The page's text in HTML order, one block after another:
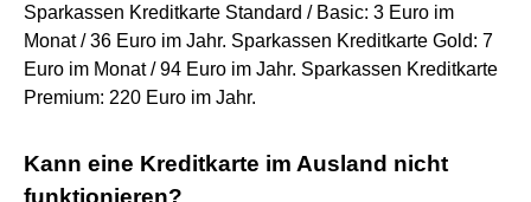
Sparkassen Kreditkarte Standard / Basic: 3 Euro im
Monat / 36 Euro im Jahr. Sparkassen Kreditkarte Gold: 7
Euro im Monat / 94 Euro im Jahr. Sparkassen Kreditkarte
Premium: 220 Euro im Jahr.
Kann eine Kreditkarte im Ausland nicht
funktionieren?